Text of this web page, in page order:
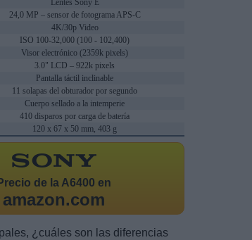
Lentes Sony E
24,0 MP – sensor de fotograma APS-C
4K/30p Video
ISO 100-32,000 (100 - 102,400)
Visor electrónico (2359k pixels)
3.0" LCD – 922k pixels
Pantalla táctil inclinable
11 solapas del obturador por segundo
Cuerpo sellado a la intemperie
410 disparos por carga de batería
120 x 67 x 50 mm, 403 g
de la A6400 en
amazon.com
¿cuáles son las diferencias